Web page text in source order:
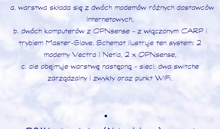
a. warstwa składa się z dwóch modemów różnych dostawców
Internetowych,
b. dwóch komputerów z OPNsense - z włączonym CARP i
tryblem Master-Slave. Schemat ilustruje ten system: 2
modemy Vectra i Netia, 2 x OPNsense,
c. ale obejmuje warstwę następną - sieci: dwa switche
zarządzalny i zwykły oraz punkt WiFi.